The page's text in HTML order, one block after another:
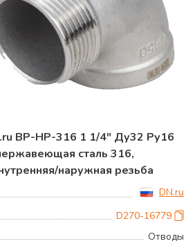
ВР-НР-316 1 1/4" Ду32 Ру16
сталь 316,
наружная резьба
DN.ru
D270-16779
Отводы